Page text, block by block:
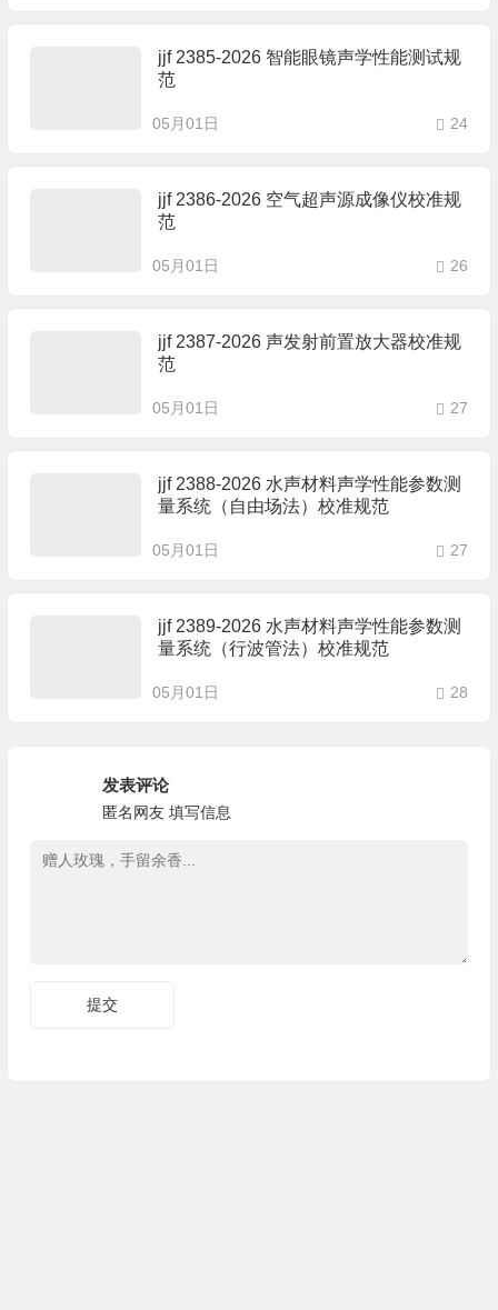
jjf 2385-2026 智能眼镜声学性能测试规
范
05月01日 24
jjf 2386-2026 空气超声源成像仪校准规
范
05月01日 26
jjf 2387-2026 声发射前置放大器校准规
范
05月01日 27
jjf 2388-2026 水声材料声学性能参数测
量系统（自由场法）校准规范
05月01日 27
jjf 2389-2026 水声材料声学性能参数测
量系统（行波管法）校准规范
05月01日 28
发表评论
匿名网友 填写信息